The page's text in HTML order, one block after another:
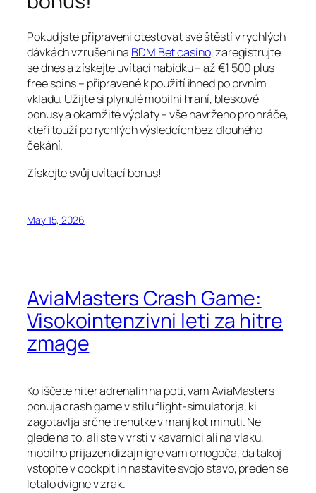
Pokud jste připraveni otestovat své štěstí v rychlých
dávkách vzrušení na BDM Bet casino, zaregistrujte
se dnes a získejte uvítací nabídku – až €1 500 plus
free spins – připravené k použití ihned po prvním
vkladu. Užijte si plynulé mobilní hraní, bleskové
bonusy a okamžité výplaty – vše navrženo pro hráče,
kteří touží po rychlých výsledcích bez dlouhého
čekání.
Získejte svůj uvítací bonus!
May 15, 2026
AviaMasters Crash Game:
Visokointenzivni leti za hitre
zmage
Ko iščete hiter adrenalin na poti, vam AviaMasters
ponuja crash game v stilu flight‑simulatorja, ki
zagotavlja srčne trenutke v manj kot minuti. Ne
glede na to, ali ste v vrsti v kavarnici ali na vlaku,
mobilno prijazen dizajn igre vam omogoča, da takoj
vstopite v cockpit in nastavite svojo stavo, preden se
letalo dvigne v zrak.